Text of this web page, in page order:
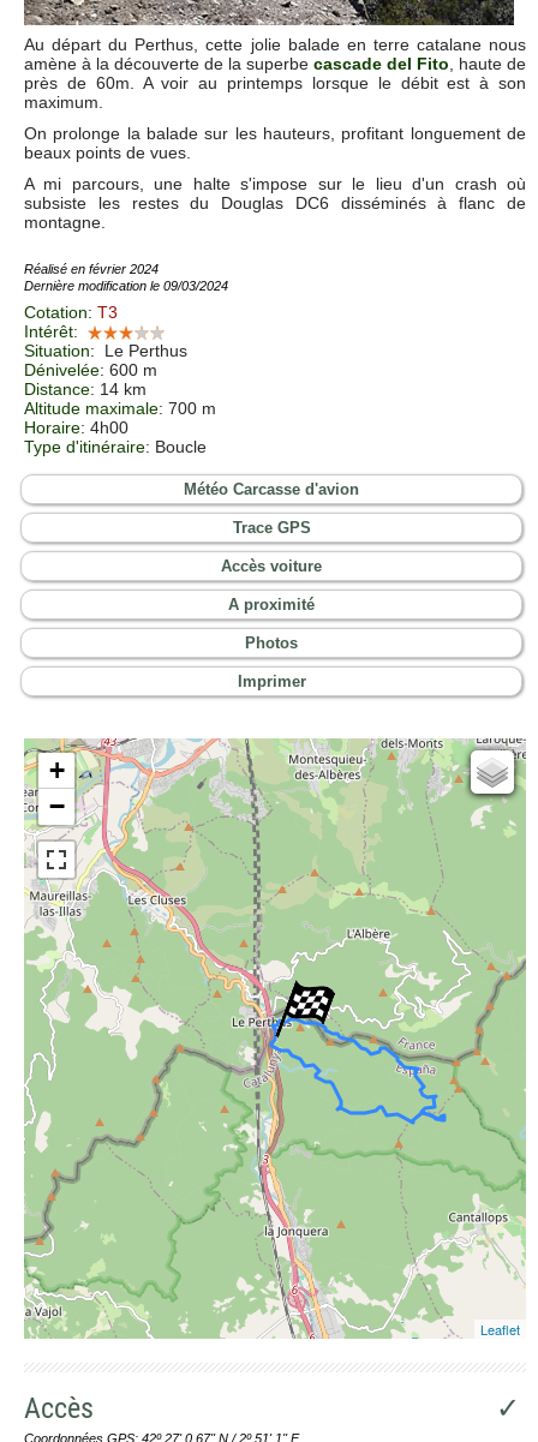
Au départ du Perthus, cette jolie balade en terre catalane nous
amène à la découverte de la superbe cascade del Fito , haute de
près de 60m. A voir au printemps lorsque le débit est à son
maximum.
On prolonge la balade sur les hauteurs, profitant longuement de
beaux points de vues.
A mi parcours, une halte s'impose sur le lieu d'un crash où
subsiste les restes du Douglas DC6 disséminés à flanc de
montagne.
Réalisé en février 2024
Dernière modification le 09/03/2024
Cotation: T3
Intérêt:
Situation:
Le Perthus
Dénivelée: 600 m
Distance: 14 km
Altitude maximale: 700 m
Horaire: 4h00
Type d'itinéraire: Boucle
Météo Carcasse d'avion
Trace GPS
Accès voiture
A proximité
Photos
Imprimer
+
−
Cartes IGN
Open Topo Map
Open Street Map
ESRI Word Imagery
Leaflet
Accès ✓
Coordonnées GPS: 42º 27' 0.67'' N / 2º 51' 1'' E